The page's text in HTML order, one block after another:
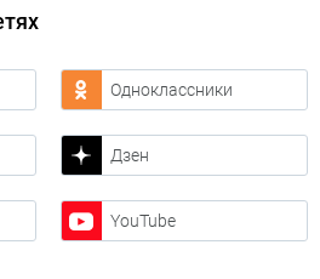
Одноклассники
Дзен
YouTube